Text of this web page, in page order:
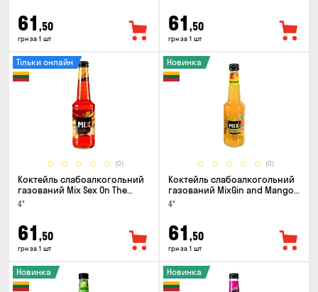
61 ,50
грн за 1 шт
61 ,50
грн за 1 шт
(0)
Тільки онлайн
Коктейль слабоалкогольний
газований Mix Sex On The
Beach 0.33л
4°
61 ,50
грн за 1 шт
(0)
Новинка
Коктейль слабоалкогольний
газований MixGin and Mango
0.33л
4°
61 ,50
грн за 1 шт
Новинка Новинка